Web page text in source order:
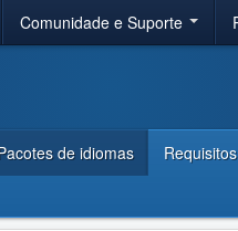
Comunidade e Suporte
de idiomas